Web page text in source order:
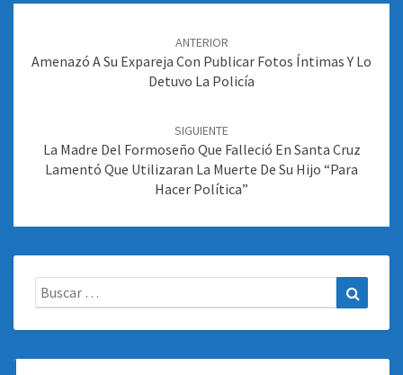
entradas
ANTERIOR
Amenazó A Su Expareja Con Publicar Fotos Íntimas Y Lo
Detuvo La Policía
SIGUIENTE
La Madre Del Formoseño Que Falleció En Santa Cruz
Lamentó Que Utilizaran La Muerte De Su Hijo “para
Hacer Política”
Buscar: